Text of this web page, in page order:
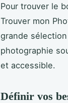
Pour trouver le
Trouver mon
grande
photographie
et accessible.
Définir vos